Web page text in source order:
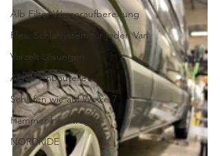
Alb Filter Wasseraufbereitung
Flex. Schlafsystem für jeden Van
Vorzelt Lösungen
ALKO Anbauteile
Schlafen wie auf Wolke 7
Hammer Heckträger
NORDRIDE